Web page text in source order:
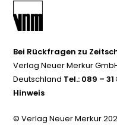
Bei Rückfragen zu
Verlag Neuer Merkur
Deutschland Tel.: 089 –
Hinweis
© Verlag Neuer Merkur